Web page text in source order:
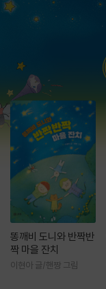
똥깨비 도니와 반짝반
짝 마을 잔치
이현아 글/핸짱 그림